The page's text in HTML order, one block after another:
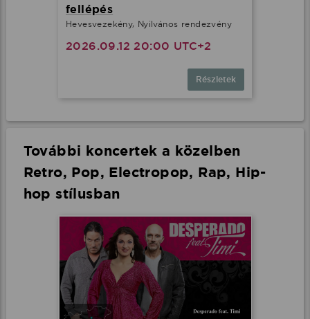
fellépés
Hevesvezekény, Nyilvános rendezvény
2026.09.12 20:00 UTC+2
Részletek
További koncertek a közelben
Retro, Pop, Electropop, Rap, Hip-
hop stílusban